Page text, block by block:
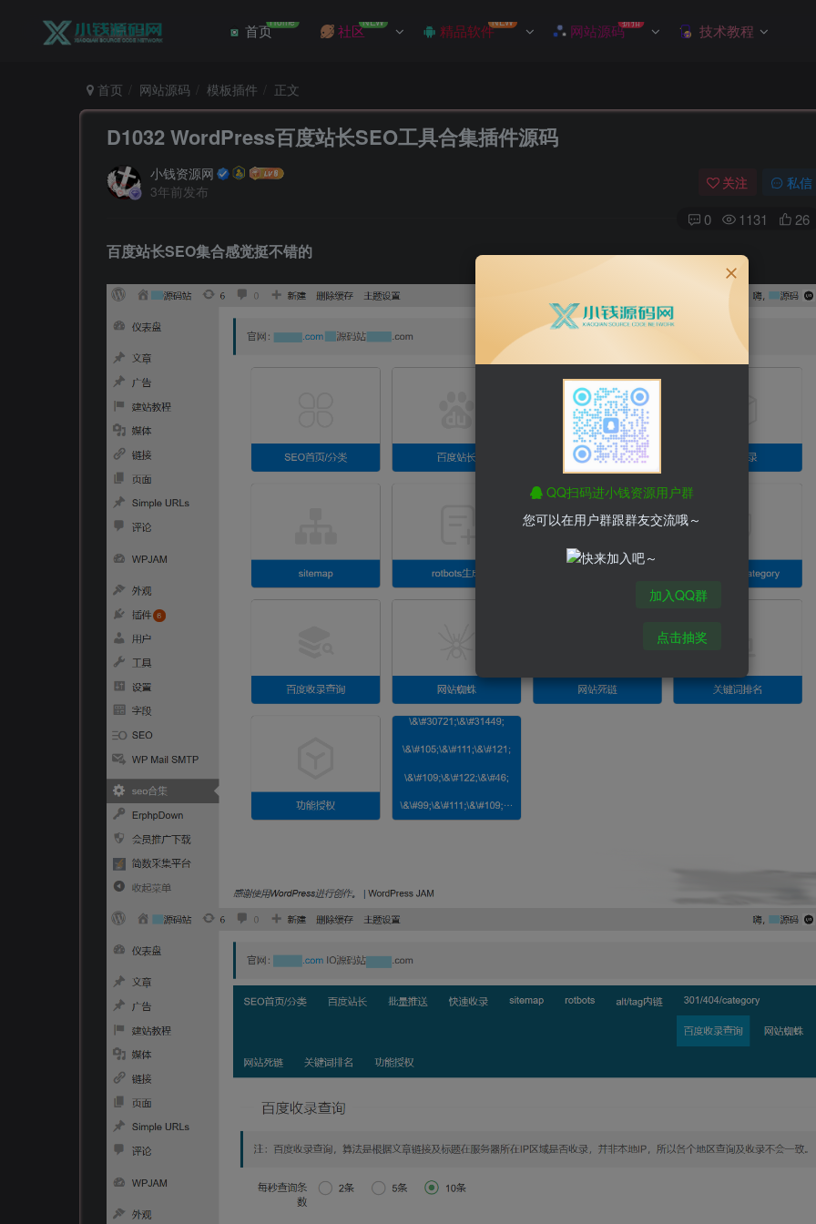
首页Home 社区NEW 精品软件NEW 网站源码折扣 技术教程
首页 网站源码 模板插件 正文
D1032 WordPress百度站长SEO工具合集插件源码
小钱资源网
3年前发布
关注 私信
0 1131 26
百度站长SEO集合感觉挺不错的
QQ扫码进小钱资源用户群
您可以在用户群跟群友交流哦～
加入QQ群
点击抽奖